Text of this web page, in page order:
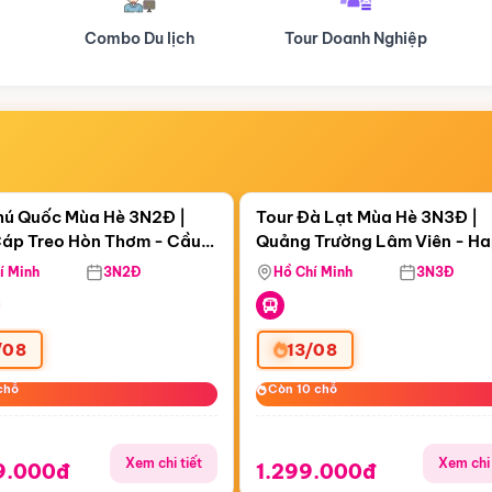
Tour Doanh Nghiệp Du lịch Hành Hương
08:51:11
Treo Hòn Thơm
Quốc Mùa Hè 3N2Đ |
Treo Hòn Thơm - Cầu
Viên Nước Aquatopia
Minh 3N2Đ
Xem chi tiết
Còn06 ngày 08:51:11
Tour Đà Lạt Mùa Hè 3N3Đ |
Quảng Trường Lâm Viên -
Hill - Puppy Farm
Hồ Chí Minh 3N3Đ
13/08
Còn 10 chỗ
Còn 10 chỗ
1.299.000đ Xem